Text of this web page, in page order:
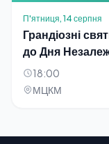
П'ятниця, 14 серпня
Грандіозні
до Дня
18:00
МЦКМ